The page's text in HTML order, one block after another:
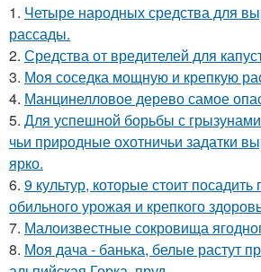
1. Четыре народных средства для
рассады.
2. Средства от вредителей для
3. Моя соседка мощную и крепкую
4. Манцинелловое дерево самое
5. Для успешной борьбы с
чьи природные охотничьи задатки
ярко.
6. 9 культур, которые стоит
обильного урожая и крепкого
7. Малоизвестные сокровища
8. Моя дача - банька, белые растут